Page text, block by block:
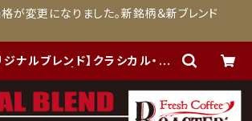
が変更になりました。新銘柄＆新ブレンド
ジナルブレンド】クラシカル・ス